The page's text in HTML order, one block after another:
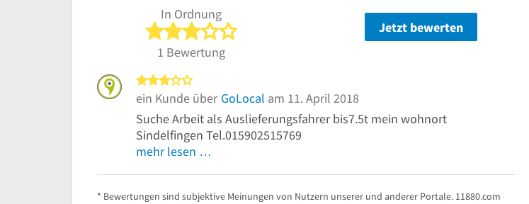
In Ordnung
3 von 5 Sternen
1 Bewertung
Jetzt bewerten
ein Kunde über GoLocal am 11. April 2018
Suche Arbeit als Auslieferungsfahrer bis7.5t mein wohnort
Sindelfingen Tel.015902515769
mehr lesen …
* Bewertungen sind subjektive Meinungen von Nutzern unserer und anderer Portale. 11880.com